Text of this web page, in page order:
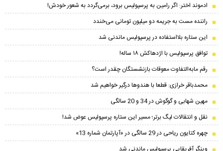
ادموند اختر: اگر رامین به پرسپولیس برود، برمی‌گردد به شعور خودش!
راننده مست به جریمه دو میلیون تومانی می‌خندد
این ستاره بلااستفاده در پرسپولیس ماندنی شد
توافق پرسپولیس با اژدهاکش ۱۸ ساله!
رقم مابه‌‌التفاوت معوقات بازنشستگان چقدر است؟
محمدباقر خرازی: قطعا با هندوها درگیر خواهیم شد
مهین شهابی و گوگوش در 34 و 20 سالگی
نقل و انتقالات لیگ برتر؛ مسیر این ستاره پرسپولیس عوض شد!
چهره کتایون ریاحی در 29 سالگی در «آپارتمان شماره 13»